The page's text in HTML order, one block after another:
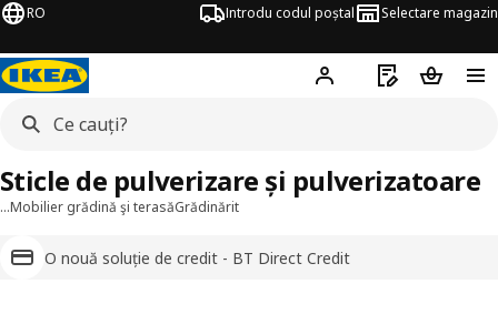
RO Introdu codul poștal Selectare magazin
Hej! Autentifică-te
Listă deCoșul de
…Mobilier grădină şi terasăGrădinărit
O nouă soluție de credit - BT Direct Credit
Sticle de pulverizare și pulverizatoare